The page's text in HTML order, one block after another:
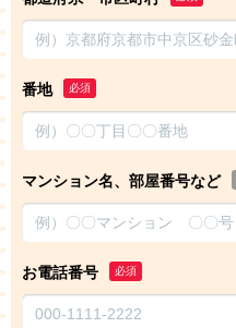
番地 必須
マンション名、部屋番号など
お電話番号 必須